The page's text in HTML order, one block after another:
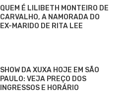
QUEM É LILIBETH MONTEIRO DE
CARVALHO, A NAMORADA DO
EX-MARIDO DE RITA LEE
SHOW DA XUXA HOJE EM SÃO
PAULO: VEJA PREÇO DOS
INGRESSOS E HORÁRIO